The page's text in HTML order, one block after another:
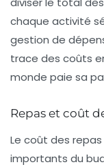
chaque activité
gestion de
trace des coûts
monde paie sa
Repas et coût
Le coût des repas
importants du